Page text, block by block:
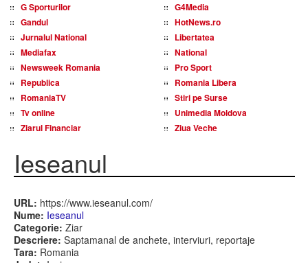
G Sporturilor
G4Media
Gandul
HotNews.ro
Jurnalul National
Libertatea
Mediafax
National
Newsweek Romania
Pro Sport
Republica
Romania Libera
RomaniaTV
Stiri pe Surse
Tv online
Unimedia Moldova
Ziarul Financiar
Ziua Veche
Ieseanul
URL: https://www.ieseanul.com/
Nume: Ieseanul
Categorie: Ziar
Descriere: Saptamanal de anchete, interviuri, reportaje
Tara: Romania